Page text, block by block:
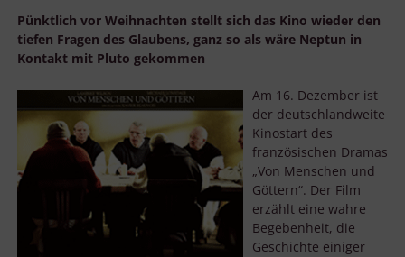
Pünktlich vor Weihnachten stellt sich das Kino wieder den
tiefen Fragen des Glaubens, ganz so als wäre Neptun in
Kontakt mit Pluto gekommen
Am 16. Dezember ist
der deutschlandweite
Kinostart des
französischen Dramas
„Von Menschen und
Göttern“. Der Film
erzählt eine wahre
Begebenheit, die
Geschichte einiger